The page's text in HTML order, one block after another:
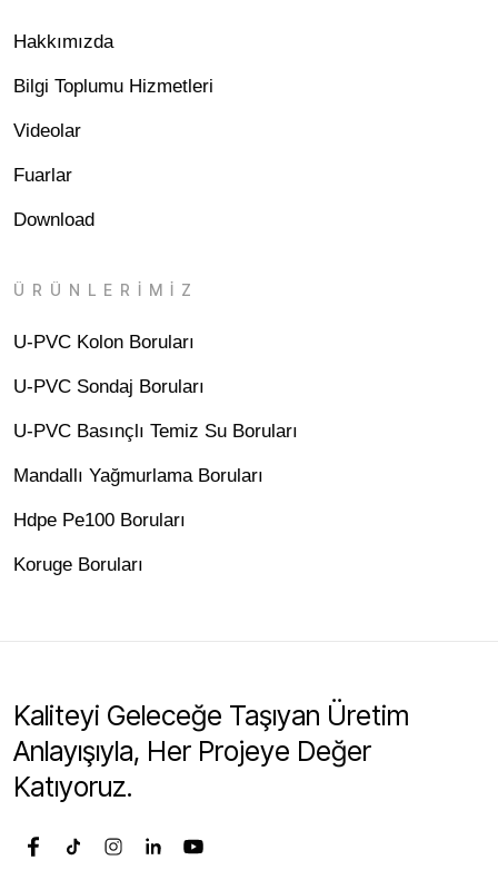
Hakkımızda
Bilgi Toplumu Hizmetleri
Videolar
Fuarlar
Download
ÜRÜNLERİMİZ
U-PVC Kolon Boruları
U-PVC Sondaj Boruları
U-PVC Basınçlı Temiz Su Boruları
Mandallı Yağmurlama Boruları
Hdpe Pe100 Boruları
Koruge Boruları
Kaliteyi Geleceğe Taşıyan Üretim
Anlayışıyla, Her Projeye Değer
Katıyoruz.